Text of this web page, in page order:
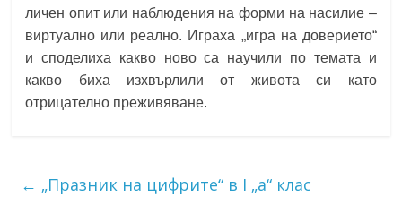
личен опит или наблюдения на форми на насилие –
виртуално или реално. Играха „игра на доверието“
и споделиха какво ново са научили по темата и
какво биха изхвърлили от живота си като
отрицателно преживяване.
← „Празник на цифрите“ в I „а“ клас